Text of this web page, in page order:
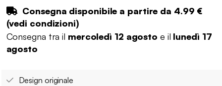
Consegna disponibile a partire da 4.99 €
(vedi condizioni)
Consegna tra il mercoledì 12 agosto e il lunedì 17
agosto
Design originale